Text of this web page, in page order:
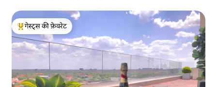
गेस्ट्स का टॉप फ़ेवरेट
गेस्ट्स की फ़ेवरेट